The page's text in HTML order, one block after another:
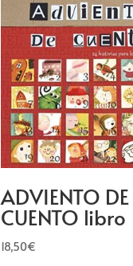
ADVIENTO DE
CUENTO libro
18,50€